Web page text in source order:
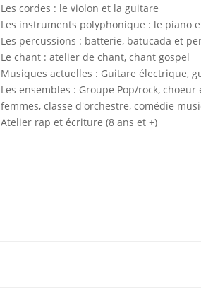
Les cordes : le violon et la guitare
Les instruments polyphonique : le piano
Les percussions : batterie, batucada et
Le chant : atelier de chant, chant gospel
Musiques actuelles : Guitare électrique,
Les ensembles : Groupe Pop/rock,
femmes, classe d'orchestre, comédie
Atelier rap et écriture (8 ans et +)